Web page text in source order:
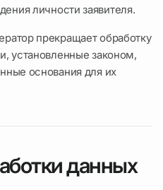
личности заявителя.
прекращает обработку
установленные законом,
основания для их
данных